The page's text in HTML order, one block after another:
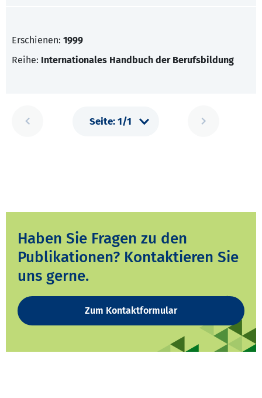
Erschienen: 1999
Reihe: Internationales Handbuch der Berufsbildung
Haben Sie Fragen zu den
Publikationen? Kontaktieren Sie
uns gerne.
Zum Kontaktformular